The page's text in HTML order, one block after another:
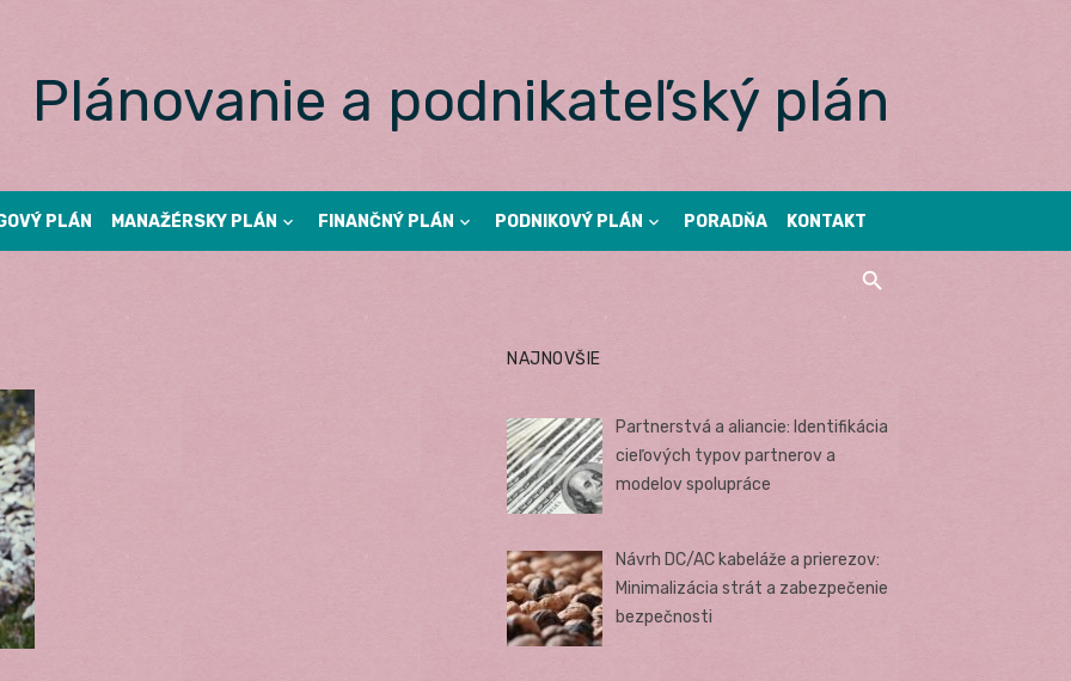
Plánovanie a podnikateľský plán
PLÁN MANAŽÉRSKY PLÁN FINANČNÝ PLÁN PODNIKOVÝ PLÁN PORADŇA KONTAKT
NAJNOVŠIE
Partnerstvá a aliancie: Identifikácia
cieľových typov partnerov a
modelov spolupráce
Návrh DC/AC kabeláže a prierezov:
Minimalizácia strát a zabezpečenie
bezpečnosti